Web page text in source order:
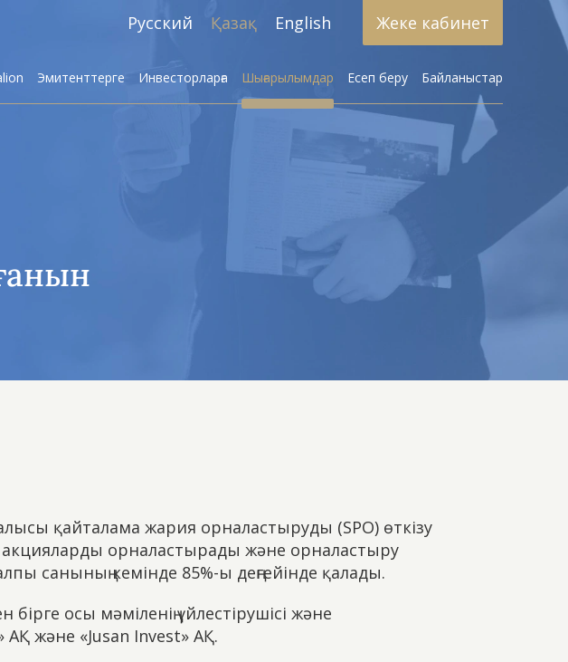
Русский Қазақ English Жеке кабинет
Эмитенттерге Инвесторларға Шығарылымдар Есеп беру Байланыстар
қайталама жария орналастыруды (SPO) өткізу
акцияларды орналастырады және орналастыру
санының кемінде 85%-ы деңгейінде қалады.
осы мәміленің үйлестірушісі және
және «Jusan Invest» АҚ.